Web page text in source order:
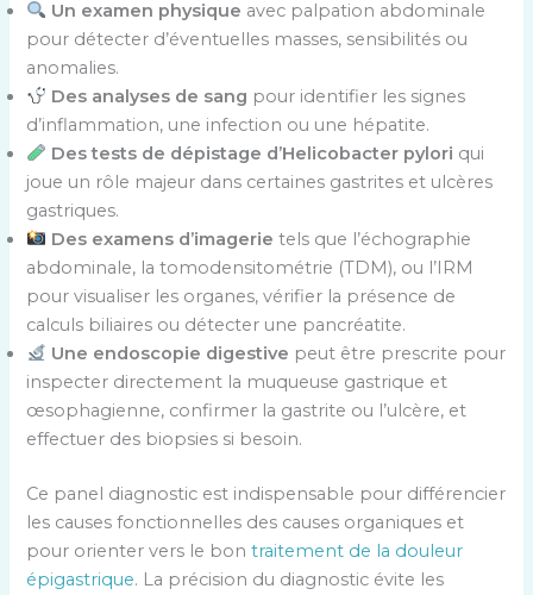
Un examen physique avec palpation abdominale
pour détecter d’éventuelles masses, sensibilités ou
anomalies.
Des analyses de sang pour identifier les signes
d’inflammation, une infection ou une hépatite.
Des tests de dépistage d’Helicobacter pylori qui
joue un rôle majeur dans certaines gastrites et ulcères
gastriques.
Des examens d’imagerie tels que l’échographie
abdominale, la tomodensitométrie (TDM), ou l’IRM
pour visualiser les organes, vérifier la présence de
calculs biliaires ou détecter une pancréatite.
Une endoscopie digestive peut être prescrite pour
inspecter directement la muqueuse gastrique et
œsophagienne, confirmer la gastrite ou l’ulcère, et
effectuer des biopsies si besoin.
Ce panel diagnostic est indispensable pour différencier
les causes fonctionnelles des causes organiques et
pour orienter vers le bontraitement de la douleur
épigastrique. La précision du diagnostic évite les